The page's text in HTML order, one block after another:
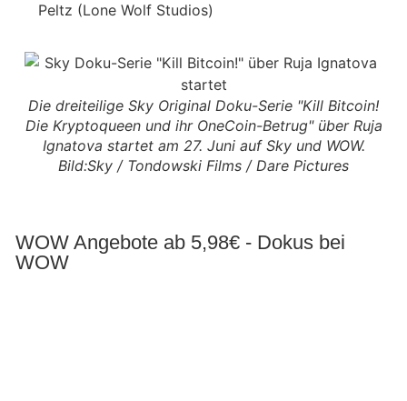
Peltz (Lone Wolf Studios)
Die dreiteilige Sky Original Doku-Serie "Kill Bitcoin!
Die Kryptoqueen und ihr OneCoin-Betrug" über Ruja
Ignatova startet am 27. Juni auf Sky und WOW.
Bild:Sky / Tondowski Films / Dare Pictures
WOW Angebote ab 5,98€ - Dokus bei
WOW